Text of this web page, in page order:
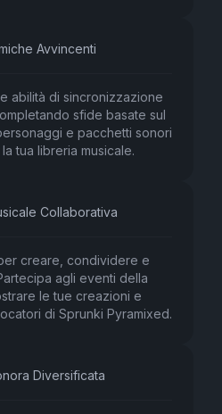
Avvincenti
abilità di sincronizzazione
sfide basate sul
e pacchetti sonori
tua libreria musicale.
Collaborativa
creare, condividere e
agli eventi della
le tue creazioni e
di Sprunki Pyramixed.
Diversificata